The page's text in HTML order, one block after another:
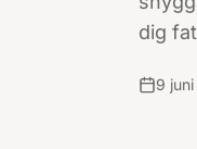
dig
9